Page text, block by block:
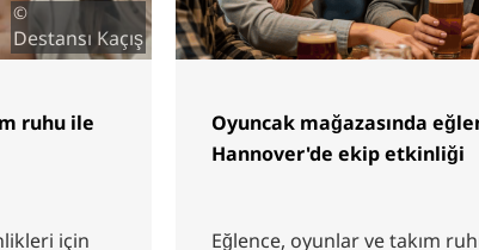
©
Destansı Kaçış
ruhu ile
için
Oyuncak mağazasında
Hannover'de ekip etkinliği
Eğlence, oyunlar ve takım